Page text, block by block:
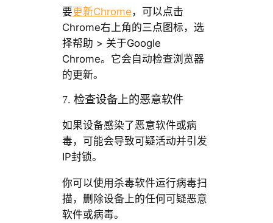
要更新Chrome ，可以点击
Chrome右上角的三点图标，选
择帮助 > 关于Google
Chrome。它会自动检查浏览器
的更新。
7. 检查设备上的恶意软件
如果设备感染了恶意软件或病
毒，可能会导致可疑活动并引发
IP封锁。
你可以使用杀毒软件运行病毒扫
描，删除设备上的任何可疑恶意
软件或病毒。